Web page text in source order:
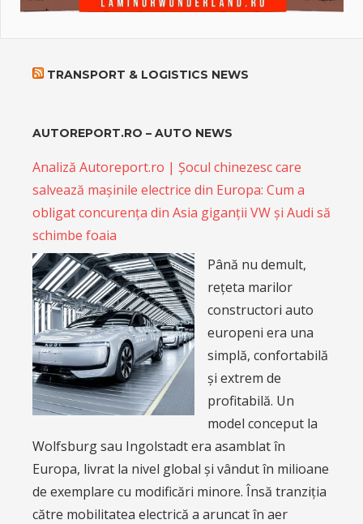
TRANSPORT & LOGISTICS NEWS
AUTOREPORT.RO – AUTO NEWS
Analiză Autoreport.ro | Șocul chinezesc care
salvează mașinile electrice din Europa: Cum a
obligat concurența din Asia giganții VW și Audi să
schimbe foaia
Până nu demult,
rețeta marilor
constructori auto
europeni era una
simplă, confortabilă
și extrem de
profitabilă. Un
model conceput la
Wolfsburg sau Ingolstadt era asamblat în
Europa, livrat la nivel global și vândut în milioane
de exemplare cu modificări minore. Însă tranziția
către mobilitatea electrică a aruncat în aer